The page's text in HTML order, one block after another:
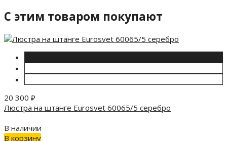
C этим товаром покупают
20 300 ₽
Люстра на штанге Eurosvet 60065/5 серебро
В наличии
В корзину